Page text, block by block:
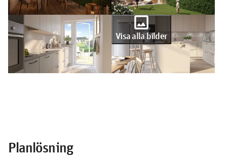
photo
Visa alla bilder
Planlösning